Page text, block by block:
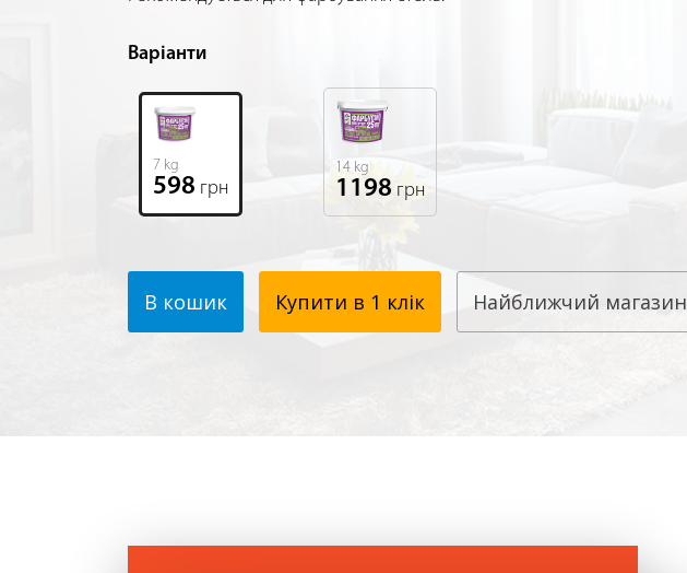
Варіанти
7 kg
598 грн
14 kg
1198 грн
В кошик Купити в 1 клік Найближчий магазин